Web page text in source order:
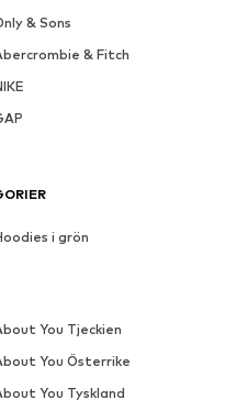
& Sons
& Fitch
i grön
You Tjeckien
You Österrike
You Tyskland